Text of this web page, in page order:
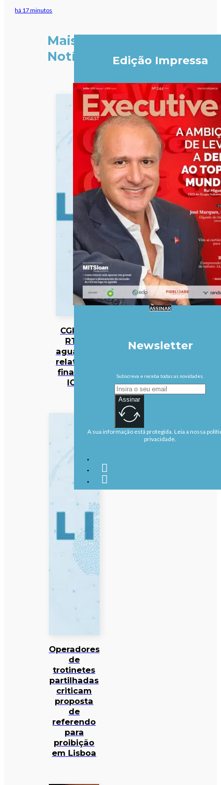
há 17 minutos
Mais
Notícias
CGI da
RTP
aguarda
relatório
final da
IGF
Operadores
de
trotinetes
partilhadas
criticam
proposta
de
referendo
para
proibição
em Lisboa
Edição Impressa
ASSINAR
Newsletter
Subscreva e receba todas as novidades.
Assinar
A sua informação está protegida. Leia a nossa
privacidade.